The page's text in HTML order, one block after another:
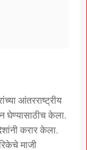
आंतरराष्ट्रीय
घेण्यासाठीच केला.
करार केला.
माजी